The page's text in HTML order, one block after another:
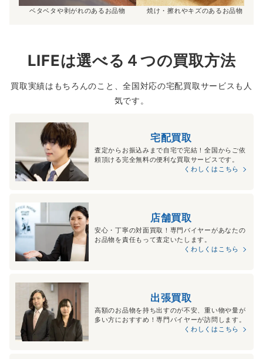
ベタベタや剥がれのあるお品物 焼け・擦れやキズのあるお品物
LIFEは選べる４つの買取方法
買取実績はもちろんのこと、全国対応の宅配買取サービスも人
気です。
宅配買取
査定からお振込みまで自宅で完結！全国からご依
頼頂ける完全無料の便利な買取サービスです。
くわしくはこちら
店舗買取
安心・丁寧の対面買取！専門バイヤーがあなたの
お品物を責任もって査定いたします。
くわしくはこちら
出張買取
高額のお品物を持ち出すのが不安、重い物や量が
多い方におすすめ！専門バイヤーが訪問します。
くわしくはこちら